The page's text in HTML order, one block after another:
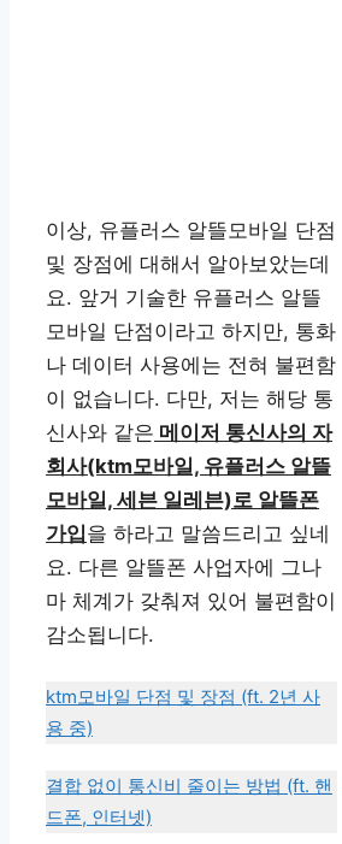
이상, 유플러스 알뜰모바일 단점
및 장점에 대해서 알아보았는데
요. 앞거 기술한 유플러스 알뜰
모바일 단점이라고 하지만, 통화
나 데이터 사용에는 전혀 불편함
이 없습니다. 다만, 저는 해당 통
신사와 같은 메이저 통신사의 자
회사(ktm모바일, 유플러스 알뜰
모바일, 세븐 일레븐)로 알뜰폰
가입을 하라고 말씀드리고 싶네
요. 다른 알뜰폰 사업자에 그나
마 체계가 갖춰져 있어 불편함이
감소됩니다.
ktm모바일 단점 및 장점 (ft. 2년 사
용 중)
결합 없이 통신비 줄이는 방법 (ft. 핸
드폰, 인터넷)